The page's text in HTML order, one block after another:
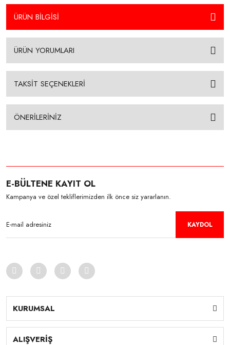
ÜRÜN BİLGİSİ
ÜRÜN YORUMLARI
TAKSİT SEÇENEKLERİ
ÖNERİLERİNİZ
E-BÜLTENE KAYIT OL
Kampanya ve özel tekliflerimizden ilk önce siz yararlanın.
KAYDOL
KURUMSAL
ALIŞVERİŞ